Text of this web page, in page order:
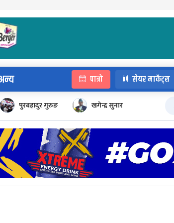
पात्रो सेयर मार्केट्स
पुरबहादुर गुरुङ खगेन्द्र सुनार